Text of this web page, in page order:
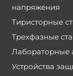
напряжения
Тиристорные
Трехфазные
Лабораторные
Устройства